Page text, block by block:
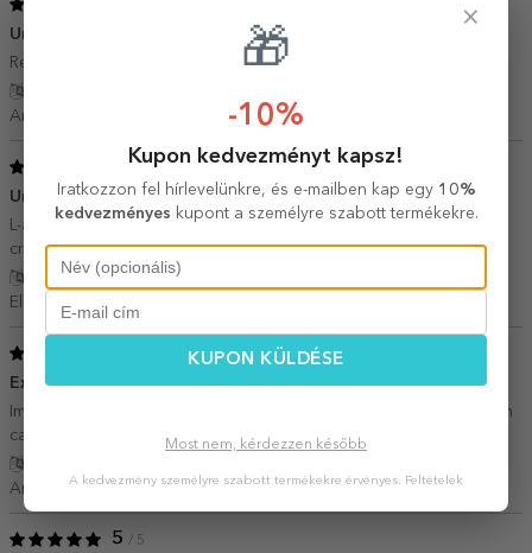
Un cadou inspirat 21 Január 2025
Recomand cu drag acest produs de calitate!
Aneta,
Un cadou util. 10 December 2024
L-am facut cadou unei persoane dragi. Materialul este frumos si
cred ca este si rezistent.
Fordítás mutatása
Ella,
Excelent 20 Szeptember 2024
Imi place foarte mult cum arata , culoarea este exact ca in poze un
cadou foarte frumos
Andreea,Románia
5 / 5
×
🎁
-10%
Kupon kedvezményt kapsz!
Iratkozzon fel hírlevelünkre, és e-mailben kap egy 10%
kedvezményes kupont a személyre szabott termékekre.
KUPON KÜLDÉSE
Most nem, kérdezzen később
A kedvezmény személyre szabott termékekre érvényes. Feltételek